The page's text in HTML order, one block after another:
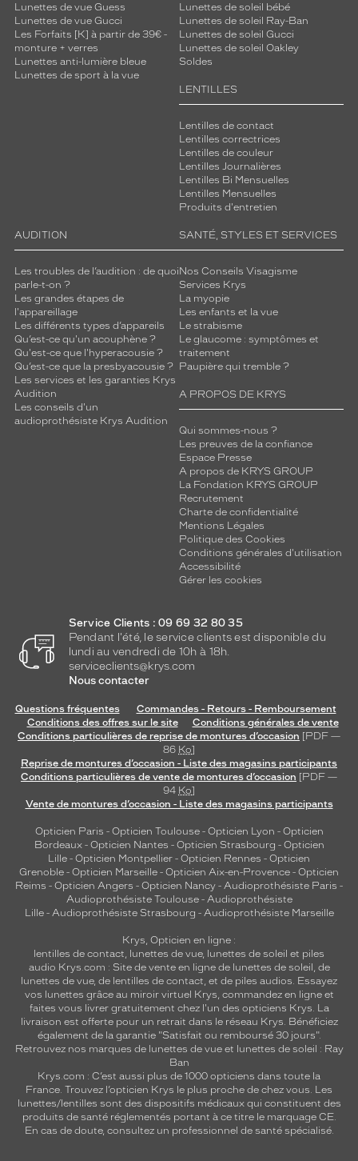
Lunettes de vue Guess
Lunettes de vue Gucci
Les Forfaits [K] à partir de 39€ -
monture + verres
Lunettes anti-lumière bleue
Lunettes de sport à la vue
Lunettes de soleil bébé
Lunettes de soleil Ray-Ban
Lunettes de soleil Gucci
Lunettes de soleil Oakley
Soldes
LENTILLES
Lentilles de contact
Lentilles correctrices
Lentilles de couleur
Lentilles Journalières
Lentilles Bi Mensuelles
Lentilles Mensuelles
Produits d'entretien
AUDITION
Les troubles de l’audition : de quoi
parle-t-on ?
Les grandes étapes de
l'appareillage
Les différents types d’appareils
Qu’est-ce qu'un acouphène ?
Qu'est-ce que l'hyperacousie ?
Qu’est-ce que la presbyacousie ?
Les services et les garanties Krys
Audition
Les conseils d'un
audioprothésiste Krys Audition
SANTÉ, STYLES ET SERVICES
Nos Conseils Visagisme
Services Krys
La myopie
Les enfants et la vue
Le strabisme
Le glaucome : symptômes et
traitement
Paupière qui tremble ?
A PROPOS DE KRYS
Qui sommes-nous ?
Les preuves de la confiance
Espace Presse
A propos de KRYS GROUP
La Fondation KRYS GROUP
Recrutement
Charte de confidentialité
Mentions Légales
Politique des Cookies
Conditions générales d'utilisation
Accessibilité
Gérer les cookies
Service Clients : 09 69 32 80 35
Pendant l'été, le service clients est disponible du
lundi au vendredi de 10h à 18h.
serviceclients@krys.com
Nous contacter
Questions fréquentes
Commandes - Retours - Remboursement
Conditions des offres sur le site
Conditions générales de vente
Conditions particulières de reprise de montures d’occasion [PDF —
86 Ko]
Reprise de montures d’occasion - Liste des magasins participants
Conditions particulières de vente de montures d’occasion [PDF —
94 Ko]
Vente de montures d’occasion - Liste des magasins participants
Opticien Paris - Opticien Toulouse- Opticien Lyon - Opticien
Bordeaux- Opticien Nantes - Opticien Strasbourg - Opticien
Lille - Opticien Montpellier - Opticien Rennes - Opticien
Grenoble - Opticien Marseille - Opticien Aix-en-Provence - Opticien
Reims - Opticien Angers - Opticien Nancy - Audioprothésiste Paris -
Audioprothésiste Toulouse- Audioprothésiste
Lille- Audioprothésiste Strasbourg - Audioprothésiste Marseille
Krys, Opticien en ligne :
lentilles de contact lunettes de vue, lunettes de soleil et piles
audio Krys.com : Site de vente en ligne de lunettes de soleil, de
lunettes de vue, de lentilles de contact , et de piles audios. Essayez
vos lunettes grâce au miroir virtuel Krys, commandez en ligne et
faites vous livrer gratuitement chez l'un des opticiens Krys. La
livraison est offerte pour un retrait dans le réseau Krys. Bénéficiez
également de la garantie "Satisfait ou remboursé 30 jours".
Retrouvez nos marques de lunettes de vue et lunettes de soleil : Ray
Ban
Krys.com : C’est aussi plus de 1000 opticiens dans toute la
France. Trouvez l’opticien Krys le plus proche de chez vous . Les
lunettes/lentilles sont des dispositifs médicaux qui constituent des
produits de santé réglementés portant à ce titre le marquage CE.
En cas de doute, consultez un professionnel de santé spécialisé.